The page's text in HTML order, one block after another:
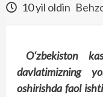
10 yil oldin
O‘zbekiston
davlatimizning
oshirishda faol